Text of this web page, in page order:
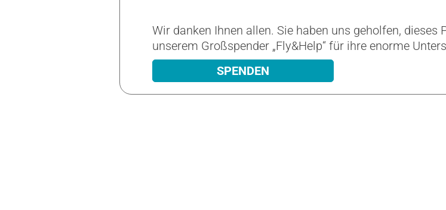
Wir danken Ihnen allen. Sie haben uns geholfen,
unserem Großspender „Fly&Help“ für ihre enorme
SPENDEN